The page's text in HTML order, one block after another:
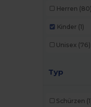
Herren (80)
Kinder (1)
Unisex (76)
Typ
Schürzen